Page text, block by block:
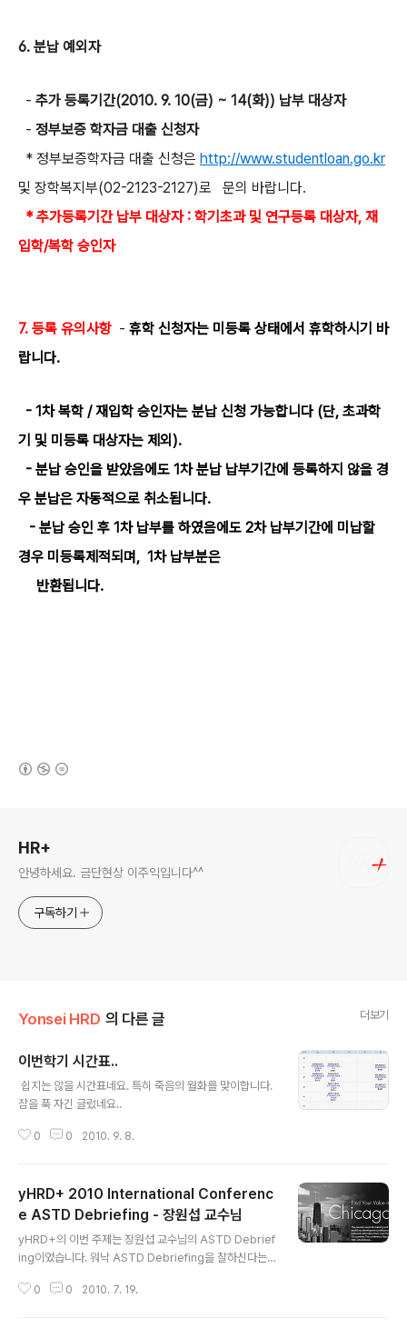
6. 분납 예외자
- 추가 등록기간(2010. 9. 10(금) ~ 14(화)) 납부 대상자
- 정부보증 학자금 대출 신청자
* 정부보증학자금 대출 신청은 http://www.studentloan.go.kr
및 장학복지부(02-2123-2127)로 문의 바랍니다.
* 추가등록기간 납부 대상자 : 학기초과 및 연구등록 대상자, 재
입학/복학 승인자
7. 등록 유의사항 - 휴학 신청자는 미등록 상태에서 휴학하시기 바
랍니다.
- 1차 복학 / 재입학 승인자는 분납 신청 가능합니다 (단, 초과학
기 및 미등록 대상자는 제외).
- 분납 승인을 받았음에도 1차 분납 납부기간에 등록하지 않을 경
우 분납은 자동적으로 취소됩니다.
- 분납 승인 후 1차 납부를 하였음에도 2차 납부기간에 미납할
경우 미등록제적되며, 1차 납부분은
반환됩니다.
HR+
안녕하세요. 금단현상 이주익입니다^^
구독하기
Yonsei HRD 의 다른 글 더보기
이번학기 시간표..
쉽지는 않을 시간표네요. 특히 죽음의 월화를 맞이합니다.
잠을 푹 자긴 글렀네요..
0 0 2010. 9. 8.
yHRD+ 2010 International Conferenc
e ASTD Debriefing - 장원섭 교수님
yHRD+의 이번 주제는 장원섭 교수님의 ASTD Debrief
ing이었습니다. 워낙 ASTD Debriefing을 잘하신다는
를 주셔서 소중한 시간을 함께하였습니다. 들으면서 제대
0 0 2010. 7. 19.